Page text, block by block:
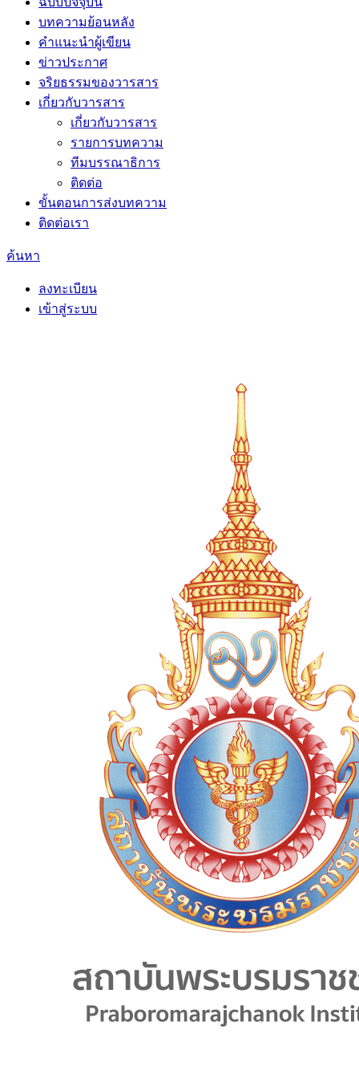
บทความย้อนหลัง
คำแนะนำผู้เขียน
ข่าวประกาศ
จริยธรรมของวารสาร
เกี่ยวกับวารสาร
เกี่ยวกับวารสาร
รายการบทความ
ทีมบรรณาธิการ
ติดต่อ
ขั้นตอนการส่งบทความ
ติดต่อเรา
ค้นหา
ลงทะเบียน
เข้าสู่ระบบ